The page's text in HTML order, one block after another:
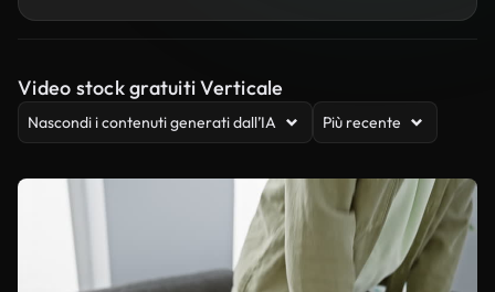
Video stock gratuiti Verticale
Nascondi i contenuti generati dall’IA Più recente